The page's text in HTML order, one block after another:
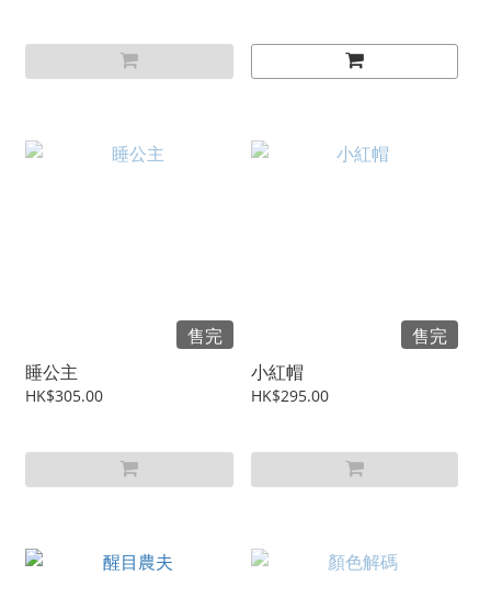
售完
睡公主
HK$305.00
售完
小紅帽
HK$295.00